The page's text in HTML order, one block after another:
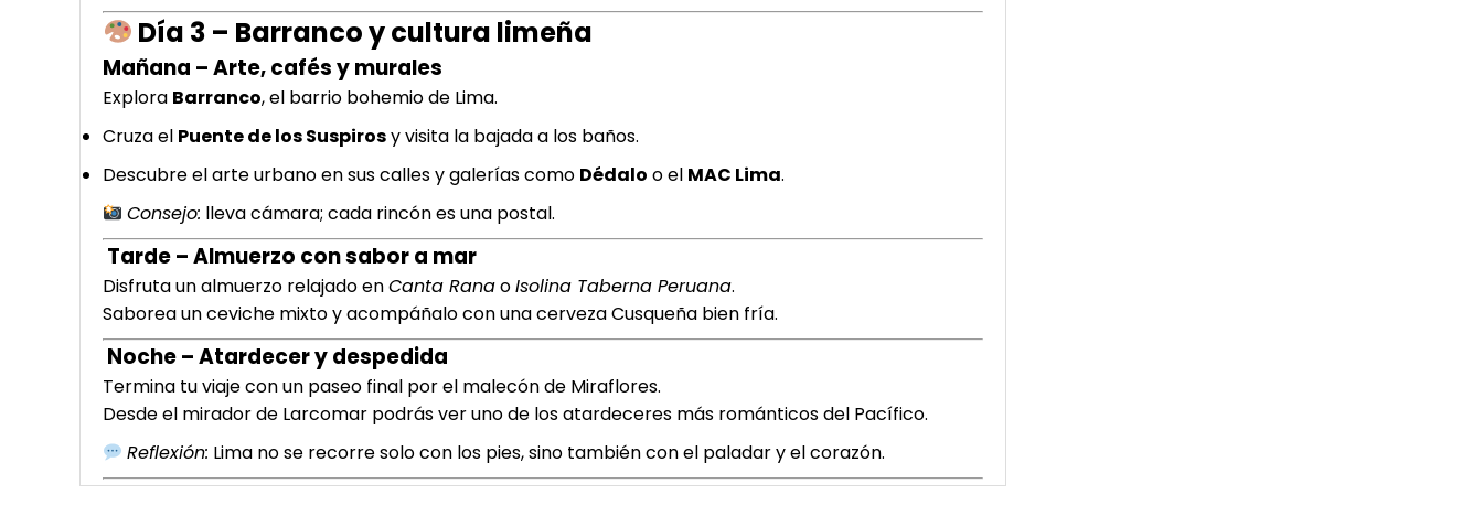
Día 3 – Barranco y cultura limeña
Mañana – Arte, cafés y murales
Explora Barranco, el barrio bohemio de Lima.
Cruza el Puente de los Suspirosy visita la bajada a los baños.
Descubre el arte urbano en sus calles y galerías como Dédalo o el MAC Lima.
Consejo: lleva cámara; cada rincón es una postal.
Tarde – Almuerzo con sabor a mar
Disfruta un almuerzo relajado enCanta RanaoIsolina Taberna Peruana.
Saborea un ceviche mixto y acompáñalo con una cerveza Cusqueña bien fría.
Noche – Atardecer y despedida
Termina tu viaje con un paseo final por el malecón de Miraflores.
Desde el mirador de Larcomar podrás ver uno de los atardeceres más románticos del Pacífico.
Reflexión: Lima no se recorre solo con los pies, sino también con el paladar y el corazón.